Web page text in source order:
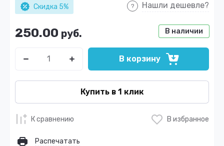
Скидка 5% Нашли дешевле?
В наличии
250.00 руб.
В корзину
Купить в 1 клик
К сравнению В избранное
Распечатать